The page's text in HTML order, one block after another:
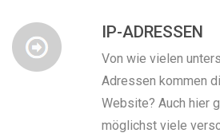
IP-ADRESSEN
Von wie vielen
Adressen kommen
Website? Auch hier
möglichst viele